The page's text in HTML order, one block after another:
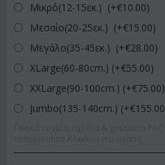
Μικρό(12-15εκ.) (+€10.00)
Μεσαίο(20-25εκ.) (+€15.00)
Μεγάλο(35-45εκ.) (+€28.00)
XLarge(60-80cm.) (+€55.00)
XXLarge(90-100cm.) (+€75.00)
Jumbo(135-140cm.) (+€155.00